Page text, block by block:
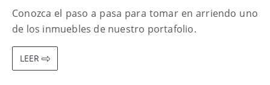
Conozca el paso a pasa para tomar en arriendo uno
de los inmuebles de nuestro portafolio.
LEER